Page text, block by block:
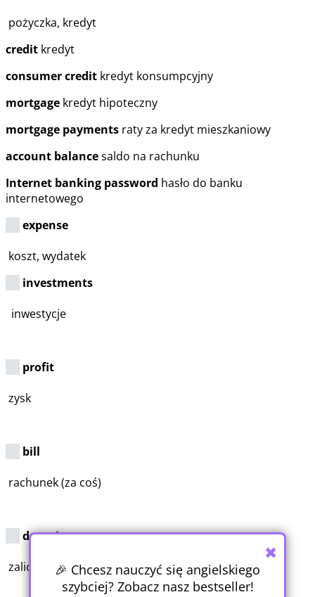
pożyczka, kredyt
credit kredyt
consumer credit kredyt konsumpcyjny
mortgage kredyt hipoteczny
mortgage payments raty za kredyt mieszkaniowy
account balancesaldo na rachunku
Internet banking password hasło do banku
internetowego
expense
koszt, wydatek
investments
inwestycje
profit
zysk
bill
rachunek (za coś)
deposit
zaliczka, wpłata, lokata
🎉 Chcesz nauczyć się angielskiego
szybciej? Zobacz nasz bestseller!
✖